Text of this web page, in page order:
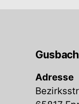
Adresse